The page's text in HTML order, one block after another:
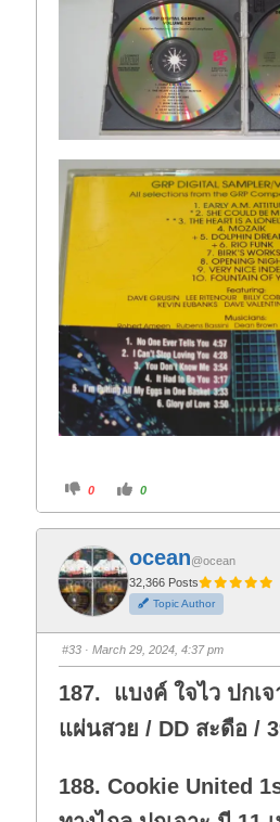
C
i
f
o
r
t
h
u
m
d
o
n
.
0
C
i
o
t
h
u
m
u
p
0
ocean@ocean
32,366 Posts
Topic Author
#33 · March 29, 2024, 4:37 pm
187. แบงค์ ใจไว ปกเจ
แผ่นสวย / DD สะดือ /
188. Cookie United